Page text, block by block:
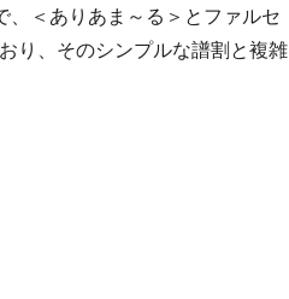
ありあま～る＞とファルセ
り、そのシンプルな譜割と複雑